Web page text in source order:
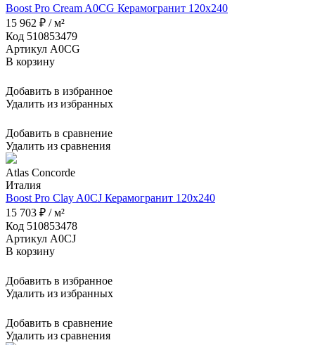
Boost Pro Cream A0CG Керамогранит 120x240
15 962 ₽ / м²
Код 510853479
Артикул A0CG
В корзину
Добавить в избранное
Удалить из избранных
Добавить в сравнение
Удалить из сравнения
Atlas Concorde
Италия
Boost Pro Clay A0CJ Керамогранит 120x240
15 703 ₽ / м²
Код 510853478
Артикул A0CJ
В корзину
Добавить в избранное
Удалить из избранных
Добавить в сравнение
Удалить из сравнения